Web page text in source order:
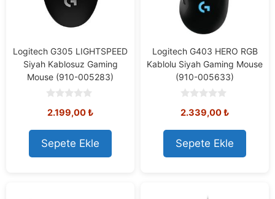
Logitech G305 LIGHTSPEED
Siyah Kablosuz Gaming
Mouse (910-005283)
o
t
o
f
5
2.199,00₺
Sepete Ekle
Logitech G403 HERO RGB
Kablolu Siyah Gaming Mouse
(910-005633)
o
t
o
f
5
2.339,00₺
Sepete Ekle